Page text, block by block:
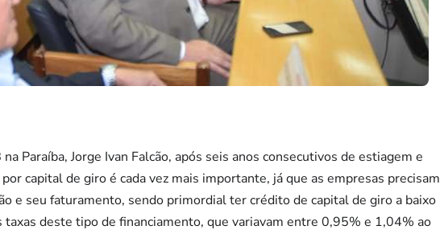
Paraíba, Jorge Ivan Falcão, após seis anos consecutivos de estiagem e
capital de giro é cada vez mais importante, já que as empresas precisam
e seu faturamento, sendo primordial ter crédito de capital de giro a baixo
taxas deste tipo de financiamento, que variavam entre 0,95% e 1,04% ao